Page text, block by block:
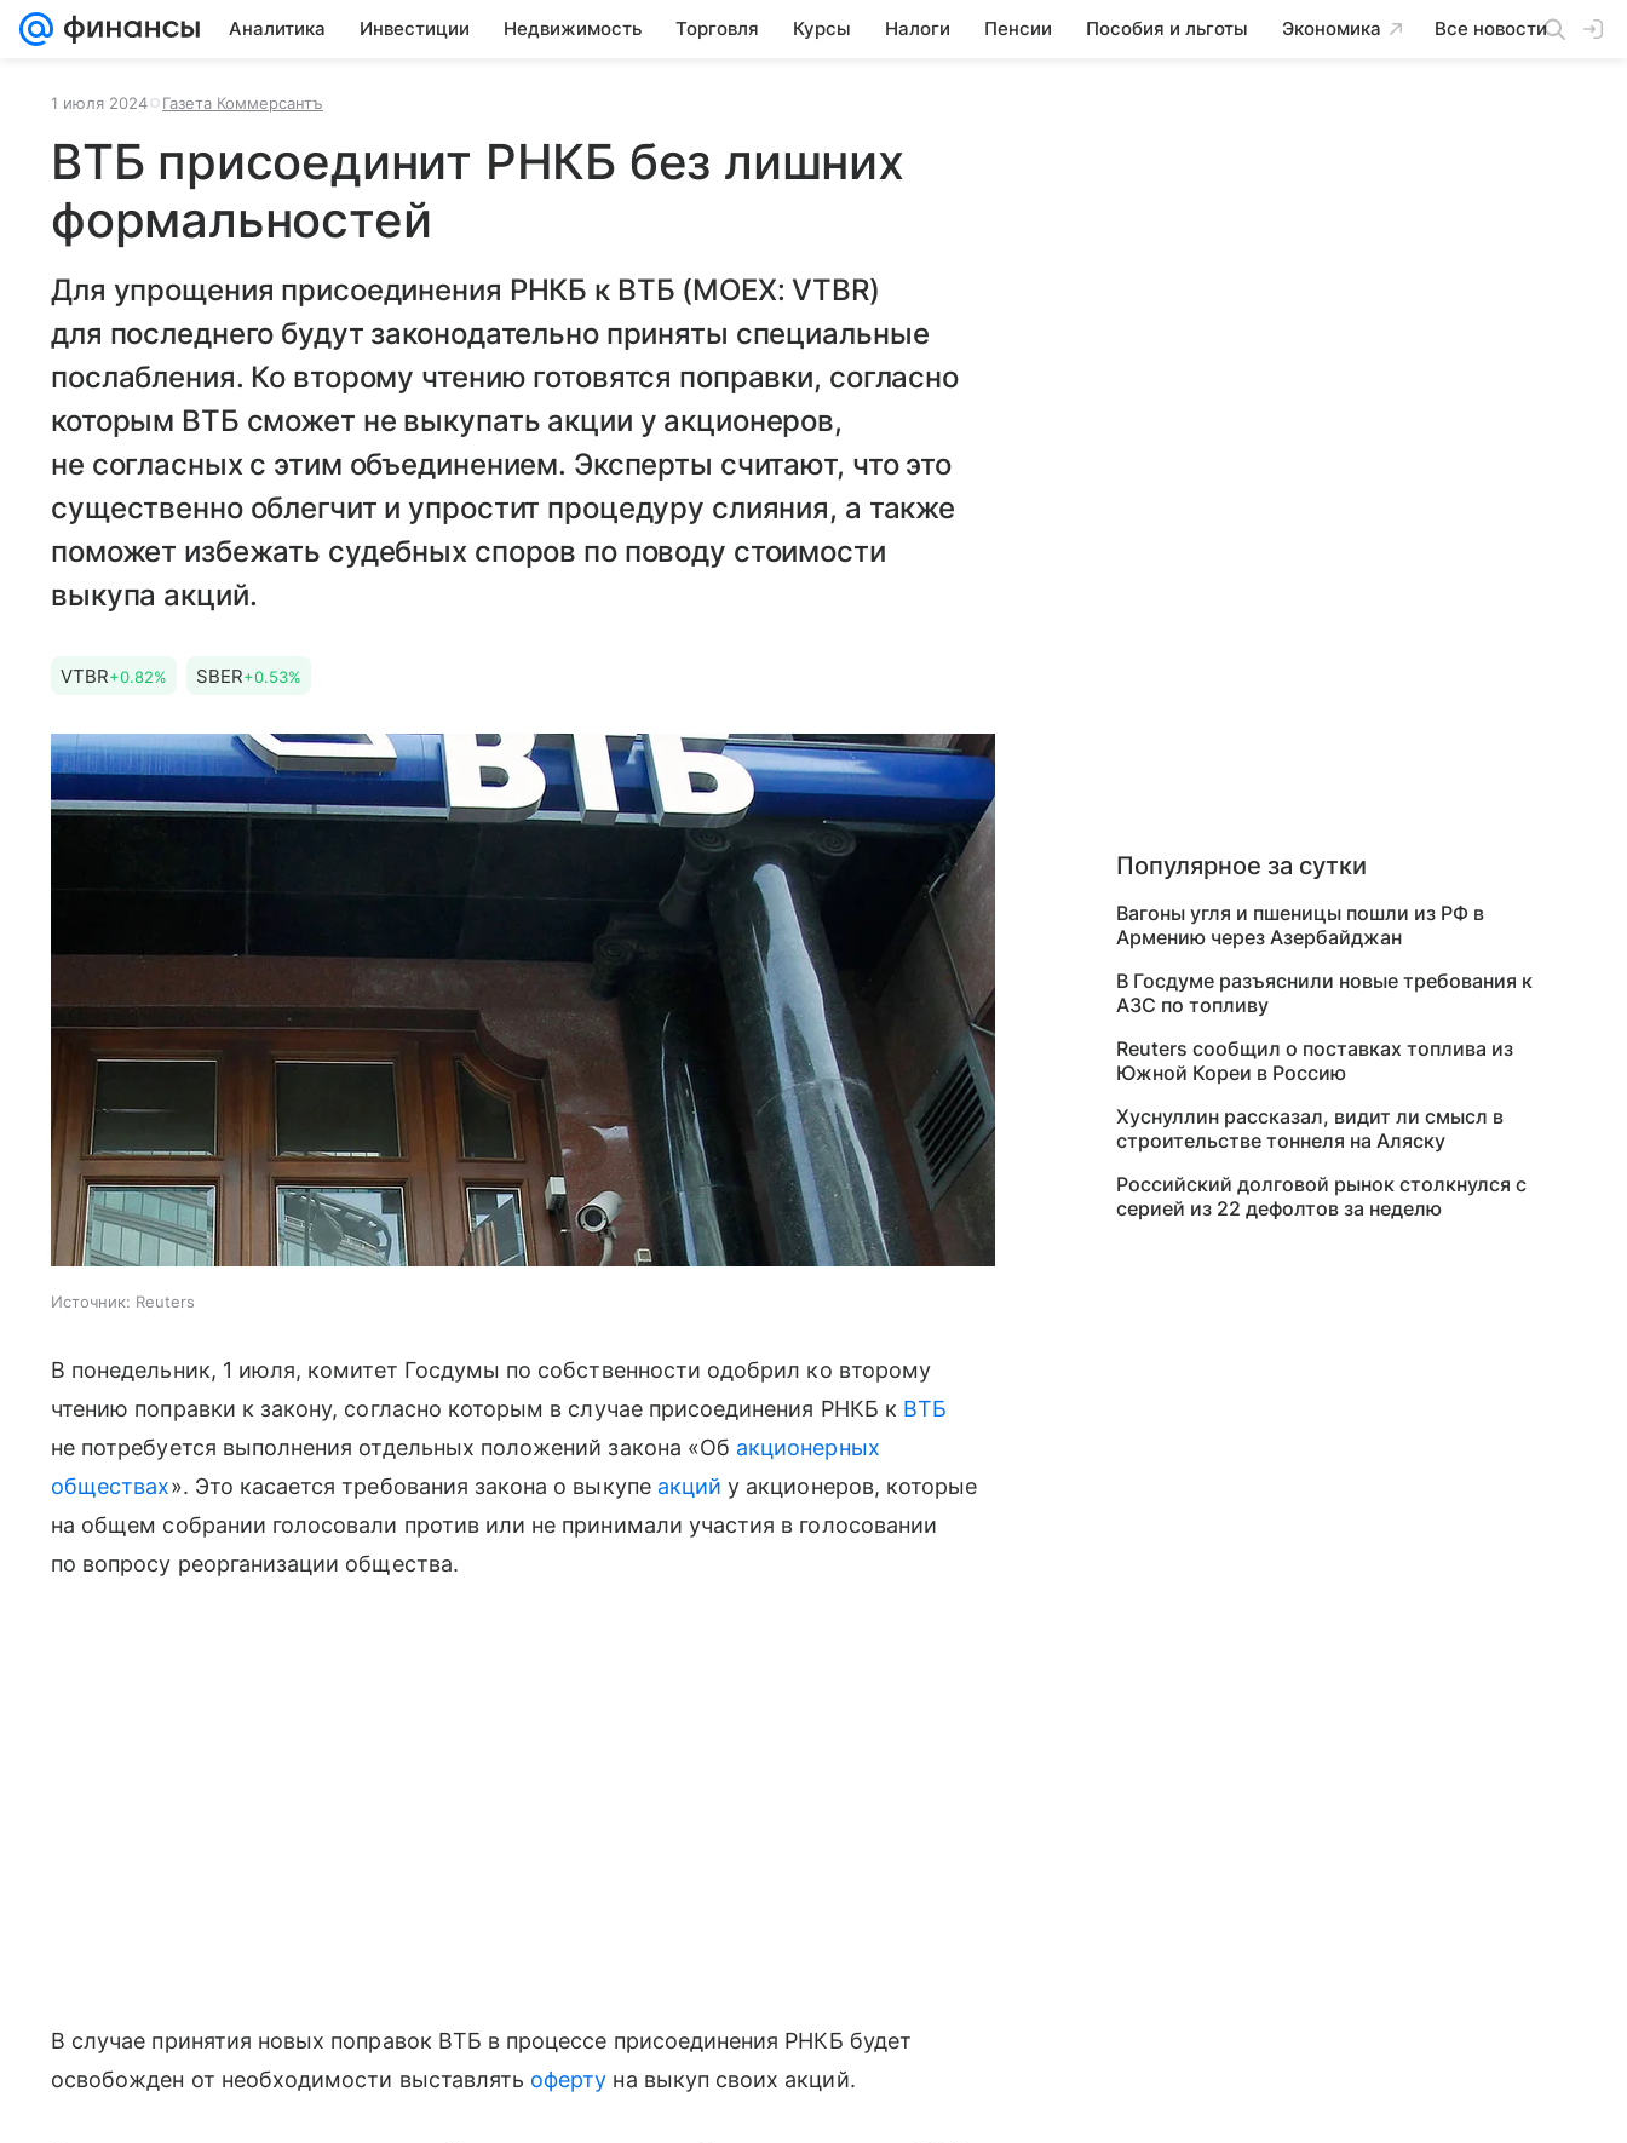
Аналитика Инвестиции Недвижимость Торговля Курсы Налоги Пенсии Пособия и льготы Экономика Все новости
1 июля 2024 Газета Коммерсантъ
ВТБ присоединит РНКБ без лишних
формальностей
Для упрощения присоединения РНКБ к ВТБ (MOEX: VTBR)
для последнего будут законодательно приняты специальные
послабления. Ко второму чтению готовятся поправки, согласно
которым ВТБ сможет не выкупать акции у акционеров,
не согласных с этим объединением. Эксперты считают, что это
существенно облегчит и упростит процедуру слияния, а также
поможет избежать судебных споров по поводу стоимости
выкупа акций.
VTBR+0.82% SBER+0.53%
Источник: Reuters
В понедельник, 1 июля, комитет Госдумы по собственности одобрил ко второму
чтению поправки к закону, согласно которым в случае присоединения РНКБ к ВТБ
не потребуется выполнения отдельных положений закона «Об акционерных
обществах». Это касается требования закона о выкупе акций у акционеров, которые
на общем собрании голосовали против или не принимали участия в голосовании
по вопросу реорганизации общества.
В случае принятия новых поправок ВТБ в процессе присоединения РНКБ будет
освобожден от необходимости выставлять оферту на выкуп своих акций.
Популярное за сутки
Вагоны угля и пшеницы пошли из РФ в
Армению через Азербайджан
В Госдуме разъяснили новые требования к
АЗС по топливу
Reuters сообщил о поставках топлива из
Южной Кореи в Россию
Хуснуллин рассказал, видит ли смысл в
строительстве тоннеля на Аляску
Российский долговой рынок столкнулся с
серией из 22 дефолтов за неделю